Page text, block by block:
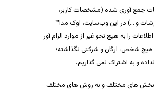
جمع آوری شده (مشخصات کاربر،
و …) در این وب‌سایت، اوک مدا™
را به هیچ نحو غیر از موارد الزام آور
هیچ شخص، ارگان و شرکتی نگذاشته؛
و به اشتراک نمی گذاریم.
بخش های مختلف و به روش های مختلف